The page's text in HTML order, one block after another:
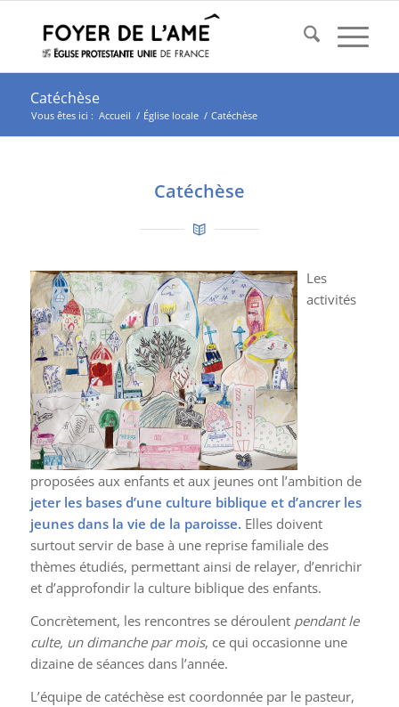
Catéchèse
Vous êtes ici : Accueil / Église locale / Catéchèse
Catéchèse
Les
activités
proposées aux enfants et aux jeunes ont l’ambition de
jeter les bases d’une culture biblique et d’ancrer les
jeunes dans la vie de la paroisse. Elles doivent
surtout servir de base à une reprise familiale des
thèmes étudiés, permettant ainsi de relayer, d’enrichir
et d’approfondir la culture biblique des enfants.
Concrètement, les rencontres se déroulent pendant le
culte, un dimanche par mois, ce qui occasionne une
dizaine de séances dans l’année.
L’équipe de catéchèse est coordonnée par le pasteur,